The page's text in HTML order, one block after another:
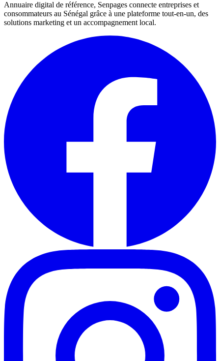
Annuaire digital de référence, Senpages connecte entreprises et
consommateurs au Sénégal grâce à une plateforme tout-en-un, des
solutions marketing et un accompagnement local.